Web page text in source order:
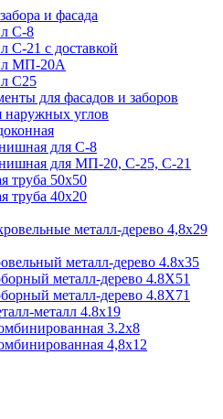
и фасада
С-8
С-21 с доставкой
МП-20А
С25
для фасадов и заборов
наружных углов
для С-8
для МП-20, С-25, С-21
труба 50x50
труба 40x20
металл-дерево 4,8х29
металл-дерево 4.8x35
металл-дерево 4.8X51
металл-дерево 4.8X71
металл 4.8x19
3.2x8
4,8x12